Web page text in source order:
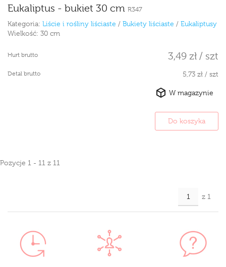
Eukaliptus - bukiet 30 cm R347
Kategoria: Liście i rośliny liściaste / Bukiety liściaste / Eukaliptusy
Wielkość: 30 cm
Hurt brutto 3,49 zł / szt
Detal brutto 5,73 zł / szt
W magazynie
Do koszyka
Pozycje 1 - 11 z 11
z 1